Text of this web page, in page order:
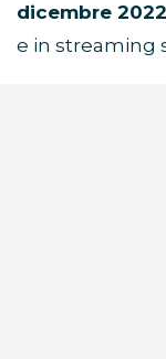
dicembre 2022
e in streaming